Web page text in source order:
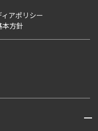
り扱い物件入居申込
アポリシー
本方針
開閉